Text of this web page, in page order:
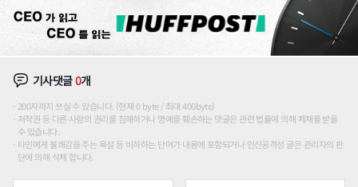
기사댓글0개
200자까지 쓰실 수 있습니다. (현재 0 byte / 최대 400byte)
저작권 등 다른 사람의 권리를 침해하거나 명예를 훼손하는 댓글은 관련 법률에 의해 제재를 받을
수 있습니다.
타인에게 불쾌감을 주는 욕설 등 비하하는 단어가 내용에 포함되거나 인신공격성 글은 관리자의 판
단에 의해 삭제 합니다.